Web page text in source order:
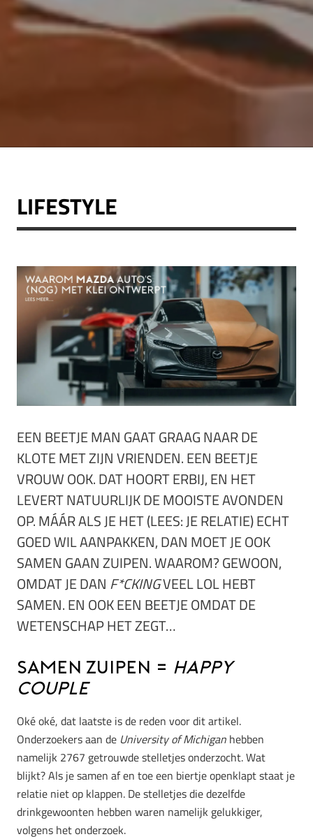
LIFESTYLE
EEN BEETJE MAN GAAT GRAAG NAAR DE
KLOTE MET ZIJN VRIENDEN. EEN BEETJE
VROUW OOK. DAT HOORT ERBIJ, EN HET
LEVERT NATUURLIJK DE MOOISTE AVONDEN
OP. MÁÁR ALS JE HET (LEES: JE RELATIE) ECHT
GOED WIL AANPAKKEN, DAN MOET JE OOK
SAMEN GAAN ZUIPEN. WAAROM? GEWOON,
OMDAT JE DAN F*CKINGVEEL LOL HEBT
SAMEN. EN OOK EEN BEETJE OMDAT DE
WETENSCHAP HET ZEGT…
Samen zuipen = happy
couple
Oké oké, dat laatste is de reden voor dit artikel.
Onderzoekers aan de University of Michigan hebben
namelijk 2767 getrouwde stelletjes onderzocht. Wat
blijkt? Als je samen af en toe een biertje openklapt staat je
relatie niet op klappen. De stelletjes die dezelfde
drinkgewoonten hebben waren namelijk gelukkiger,
volgens het onderzoek.